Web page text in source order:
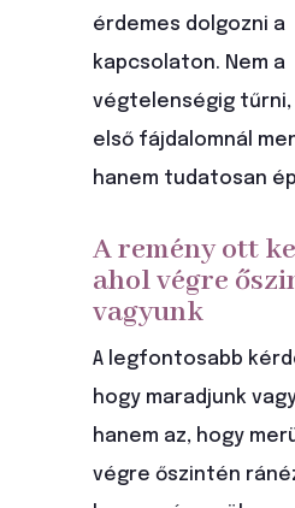
érdemes dolgozni a
kapcsolaton. Nem a
végtelenségig tűrni,
első fájdalomnál
hanem tudatosan
A remény ott
ahol végre
vagyunk
A legfontosabb
hogy maradjunk
hanem az, hogy
végre őszintén